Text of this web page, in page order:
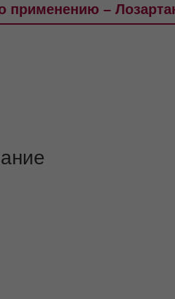
применению –